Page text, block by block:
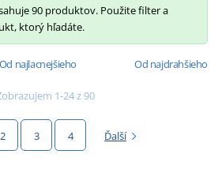
90 produktov. Použite filter a
ktorý hľadáte.
Od najlacnejšieho Od najdrahšieho
1-24 z 90
2 3 4 Ďalší